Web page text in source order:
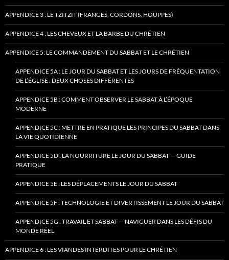
APPENDICE 3 : LE TZITZIT (FRANGES, CORDONS, HOUPPES)
APPENDICE 4 : LES CHEVEUX ET LA BARBE DU CHRÉTIEN
APPENDICE 5: LE COMMANDEMENT DU SABBAT ET LE CHRÉTIEN
APPENDICE 5A : LE JOUR DU SABBAT ET LES JOURS DE FRÉQUENTATION
DE L’ÉGLISE : DEUX CHOSES DIFFÉRENTES
APPENDICE 5B : COMMENT OBSERVER LE SABBAT À L’ÉPOQUE
MODERNE
APPENDICE 5C : METTRE EN PRATIQUE LES PRINCIPES DU SABBAT DANS
LA VIE QUOTIDIENNE
APPENDICE 5D : LA NOURRITURE LE JOUR DU SABBAT — GUIDE
PRATIQUE
APPENDICE 5E : LES DÉPLACEMENTS LE JOUR DU SABBAT
APPENDICE 5F : TECHNOLOGIE ET DIVERTISSEMENT LE JOUR DU SABBAT
APPENDICE 5G : TRAVAIL ET SABBAT — NAVIGUER DANS LES DÉFIS DU
MONDE RÉEL
APPENDICE 6 : LES VIANDES INTERDITES POUR LE CHRÉTIEN